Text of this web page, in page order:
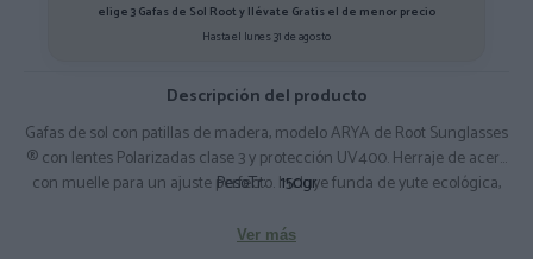
elige 3 Gafas de Sol Root y llévate Gratis el de menor precio
Hasta el lunes 31 de agosto
Descripción del producto
Gafas de sol con patillas de madera, modelo ARYA de Root Sunglasses
® con lentes Polarizadas clase 3 y protección UV400. Herraje de acero
con muelle para un ajuste perfecto. Incluye funda de yute ecológica,
PesoTr: 150gr
Ver más